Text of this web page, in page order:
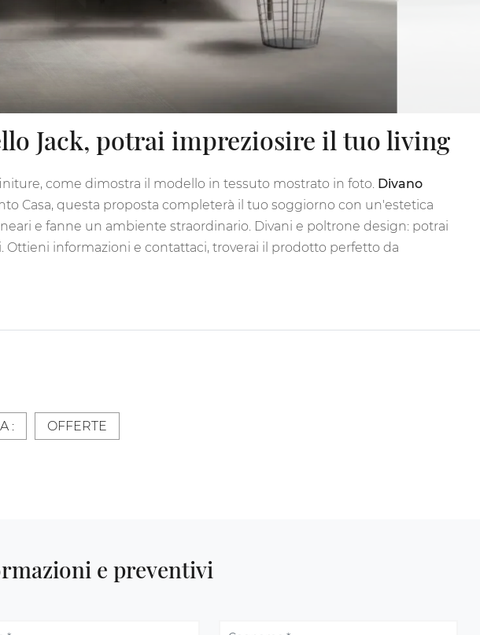
Jack, potrai impreziosire il tuo living
come dimostra il modello in tessuto mostrato in foto. Divano
Casa, questa proposta completerà il tuo soggiorno con un'estetica
e fanne un ambiente straordinario. Divani e poltrone design: potrai
informazioni e contattaci, troverai il prodotto perfetto da
: OFFERTE
e preventivi